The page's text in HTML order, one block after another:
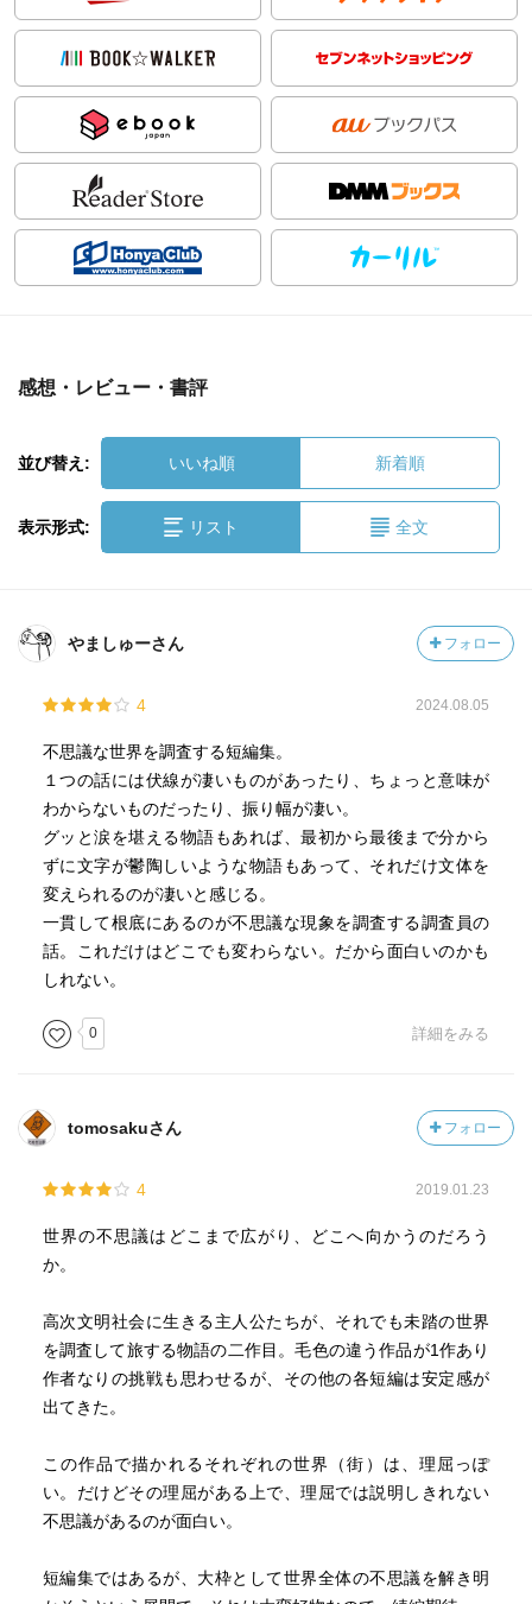
感想・レビュー・書評
並び替え: いいね順 新着順
表示形式: リスト 全文
やましゅーさん フォロー
4 2024.08.05
不思議な世界を調査する短編集。
１つの話には伏線が凄いものがあったり、ちょっと意味が
わからないものだったり、振り幅が凄い。
グッと涙を堪える物語もあれば、最初から最後まで分から
ずに文字が鬱陶しいような物語もあって、それだけ文体を
変えられるのが凄いと感じる。
一貫して根底にあるのが不思議な現象を調査する調査員の
話。これだけはどこでも変わらない。だから面白いのかも
しれない。
0 詳細をみる
tomosakuさん フォロー
4 2019.01.23
世界の不思議はどこまで広がり、どこへ向かうのだろう
か。
高次文明社会に生きる主人公たちが、それでも未踏の世界
を調査して旅する物語の二作目。毛色の違う作品が1作あり
作者なりの挑戦も思わせるが、その他の各短編は安定感が
出てきた。
この作品で描かれるそれぞれの世界（街）は、理屈っぽ
い。だけどその理屈がある上で、理屈では説明しきれない
不思議があるのが面白い。
短編集ではあるが、大枠として世界全体の不思議を解き明